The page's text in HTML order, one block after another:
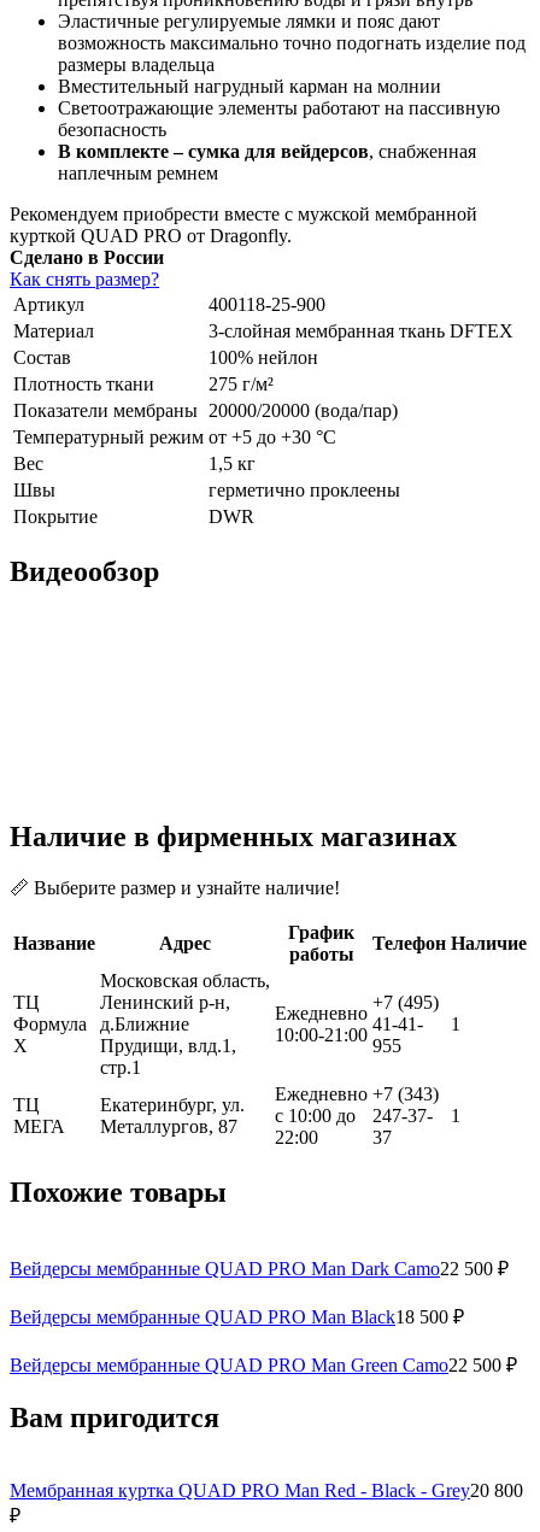
Эластичные регулируемые лямки и пояс дают
возможность максимально точно подогнать изделие под
размеры владельца
Вместительный нагрудный карман на молнии
Светоотражающие элементы работают на пассивную
безопасность
В комплекте – сумка для вейдерсов, снабженная
наплечным ремнем
Рекомендуем приобрести вместе с мужской мембранной
курткой QUAD PRO от Dragonfly.
Сделано в России
Как снять размер?
Артикул
400118-25-900
Материал
3-слойная мембранная ткань DFTEX
Состав
100% нейлон
Плотность ткани
275 г/м²
Показатели мембраны 20000/20000 (вода/пар)
Температурный режим от +5 до +30 °С
Вес
1,5 кг
Швы
герметично проклеены
Покрытие
DWR
Видеообзор
Наличие в фирменных магазинах
📏 Выберите размер и узнайте наличие!
Название Адрес
График
работы
Телефон Наличие
ТЦ
Формула
Х
Московская область,
Ленинский р-н,
д.Ближние
Прудищи, влд.1,
стр.1
Ежедневно
10:00-21:00
+7 (495)
41-41-
955
1
ТЦ
МЕГА
Екатеринбург, ул.
Металлургов, 87
Ежедневно
с 10:00 до
22:00
+7 (343)
247-37-
37
1
Похожие товары
Вейдерсы мембранные QUAD PRO Man Dark Camo22 500 ₽
Вейдерсы мембранные QUAD PRO Man Black18 500 ₽
Вейдерсы мембранные QUAD PRO Man Green Camo22 500 ₽
Вам пригодится
Мембранная куртка QUAD PRO Man Red - Black - Grey20 800
₽